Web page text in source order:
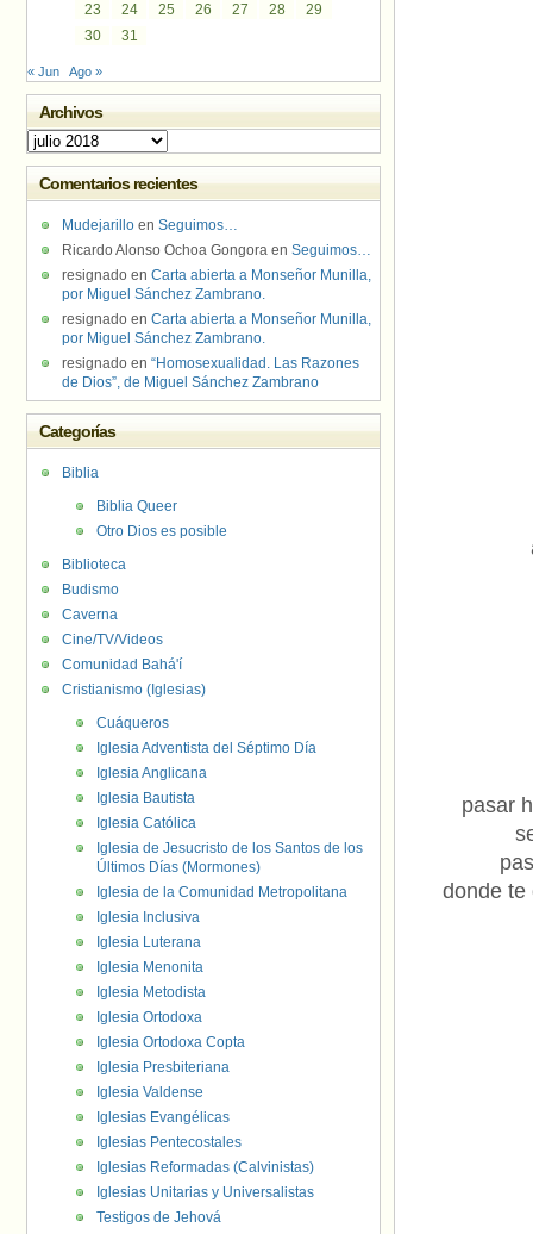
pasar
donde te
23
24 25 26 27 28
29
30
31
« Jun Ago »
Archivos
Archivos
Comentarios recientes
Mudejarillo en Seguimos…
Ricardo Alonso Ochoa Gongora en Seguimos…
resignado en Carta abierta a Monseñor Munilla,
por Miguel Sánchez Zambrano.
resignado en Carta abierta a Monseñor Munilla,
por Miguel Sánchez Zambrano.
resignado en “Homosexualidad. Las Razones
de Dios”, de Miguel Sánchez Zambrano
Categorías
Biblia
Biblia Queer
Otro Dios es posible
Biblioteca
Budismo
Caverna
Cine/TV/Videos
Comunidad Bahá'í
Cristianismo (Iglesias)
Cuáqueros
Iglesia Adventista del Séptimo Día
Iglesia Anglicana
Iglesia Bautista
Iglesia Católica
Iglesia de Jesucristo de los Santos de los
Últimos Días (Mormones)
Iglesia de la Comunidad Metropolitana
Iglesia Inclusiva
Iglesia Luterana
Iglesia Menonita
Iglesia Metodista
Iglesia Ortodoxa
Iglesia Ortodoxa Copta
Iglesia Presbiteriana
Iglesia Valdense
Iglesias Evangélicas
Iglesias Pentecostales
Iglesias Reformadas (Calvinistas)
Iglesias Unitarias y Universalistas
Testigos de Jehová